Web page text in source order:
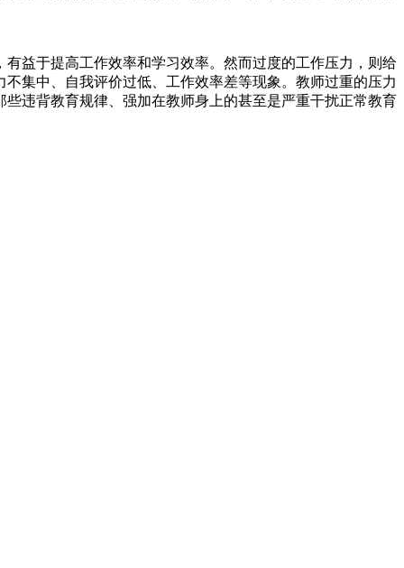
益于提高工作效率和学习效率。然而过度的工作压力，则给
集中、自我评价过低、工作效率差等现象。教师过重的压力
违背教育规律、强加在教师身上的甚至是严重干扰正常教育